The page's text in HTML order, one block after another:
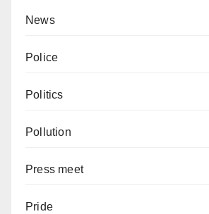
News
Police
Politics
Pollution
Press meet
Pride